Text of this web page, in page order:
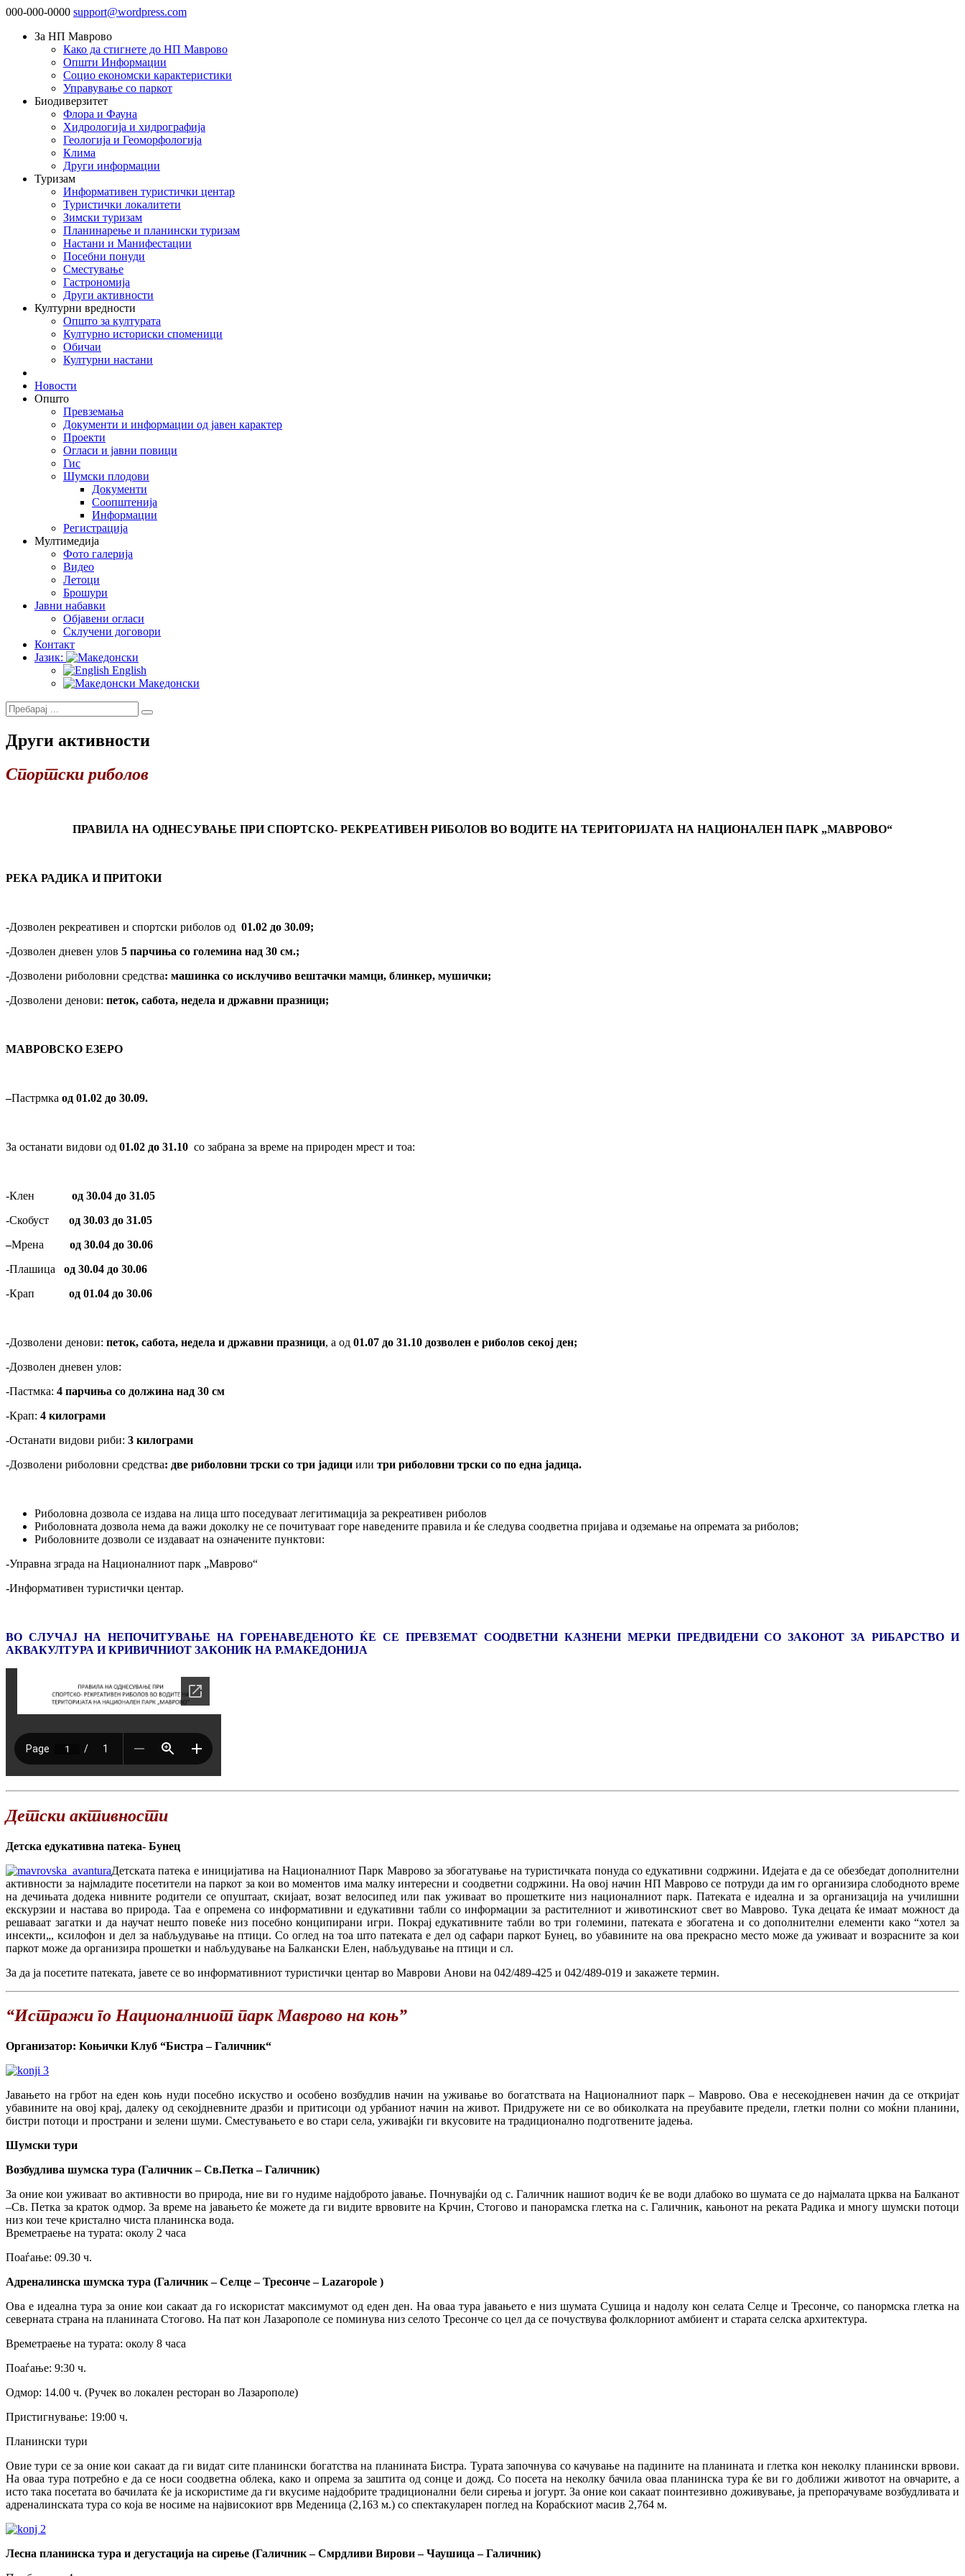
000-000-0000 support@wordpress.com
За НП Маврово
Како да стигнете до НП Маврово
Општи Информации
Социо економски карактеристики
Управување со паркот
Биодиверзитет
Флора и Фауна
Хидрологија и хидрографија
Геологија и Геоморфологија
Клима
Други информации
Туризам
Информативен туристички центар
Туристички локалитети
Зимски туризам
Планинарење и планински туризам
Настани и Манифестации
Посебни понуди
Сместување
Гастрономија
Други активности
Културни вредности
Општо за културата
Културно историски споменици
Обичаи
Културни настани
Новости
Општо
Превземања
Документи и информации од јавен карактер
Проекти
Огласи и јавни повици
Гис
Шумски плодови
Документи
Соопштенија
Информации
Регистрација
Мултимедија
Фото галерија
Видео
Летоци
Брошури
Јавни набавки
Објавени огласи
Склучени договори
Контакт
Јазик:
English
Македонски
Други активности
Спортски риболов
ПРАВИЛА НА ОДНЕСУВАЊЕ ПРИ СПОРТСКО- РЕКРЕАТИВЕН РИБОЛОВ ВО ВОДИТЕ НА ТЕРИТОРИЈАТА НА НAЦИОНАЛЕН ПАРК „МАВРОВО“
РЕКА РАДИКА И ПРИТОКИ
-Дозволен рекреативен и спортски риболов од 01.02 до 30.09;
-Дозволен дневен улов 5 парчиња со големина над 30 см.;
-Дозволени риболовни средства: машинка со исклучиво вештачки мамци, блинкер, мушички;
-Дозволени денови: петок, сабота, недела и државни празници;
МАВРОВСКО ЕЗЕРО
–Пастрмка од 01.02 до 30.09.
За останати видови од 01.02 до 31.10 со забрана за време на природен мрест и тоа:
-Клен од 30.04 до 31.05
-Скобуст од 30.03 до 31.05
–Мрена од 30.04 до 30.06
-Плашица од 30.04 до 30.06
-Крап
од 01.04 до 30.06
-Дозволени денови: петок, сабота, недела и државни празници, а од 01.07 до 31.10 дозволен е риболов секој ден;
-Дозволен дневен улов:
-Пастмка: 4 парчиња со должина над 30 см
-Крап: 4 килограми
-Останати видови риби: 3 килограми
-Дозволени риболовни средства: две риболовни трски со три јадици или три риболовни трски со по една јадица.
Риболовна дозвола се издава на лица што поседуваат легитимација за рекреативен риболов
Риболовната дозвола нема да важи доколку не се почитуваат горе наведените правила и ќе следува соодветна пријава и одземање на опремата за риболов;
Риболовните дозволи се издаваат на означените пунктови:
-Управна зграда на Националниот парк „Маврово“
-Информативен туристички центар.
ВО СЛУЧАЈ НА НЕПОЧИТУВАЊЕ НА ГОРЕНАВЕДЕНОТО ЌЕ СЕ ПРЕВЗЕМАТ СООДВЕТНИ КАЗНЕНИ МЕРКИ ПРЕДВИДЕНИ CО ЗАКОНОТ ЗА РИБАРСТВО И
АКВАКУЛТУРА И КРИВИЧНИОТ ЗАКОНИК НА Р.МАКЕДОНИЈА
Детски активности
Детска едукативна патека- Бунец
Детската патека е иницијатива на Националниот Парк Маврово за збогатување на туристичката понуда со едукативни содржини. Идејата е да се обезбедат дополнителни
активности за најмладите посетители на паркот за кои во моментов има малку интересни и соодветни содржини. На овој начин НП Маврово се потруди да им го организира слободното време
на дечињата додека нивните родители се опуштаат, скијаат, возат велосипед или пак уживаат во прошетките низ националниот парк. Патеката е идеална и за организација на училишни
екскурзии и настава во природа. Таа е опремена со информативни и едукативни табли со информации за растителниот и животинскиот свет во Маврово. Тука децата ќе имаат можност да
решаваат загатки и да научат нешто повеќе низ посебно конципирани игри. Покрај едукативните табли во три големини, патеката е збогатена и со дополнителни елементи како “хотел за
инсекти„, ксилофон и дел за набљудување на птици. Со оглед на тоа што патеката е дел од сафари паркот Бунец, во убавините на ова прекрасно место може да уживаат и возрасните за кои
паркот може да организира прошетки и набљудување на Балкански Елен, набљудување на птици и сл.
За да ја посетите патеката, јавете се во информативниот туристички центар во Маврови Анови на 042/489-425 и 042/489-019 и закажете термин.
“Истражи го Националниот парк Маврово на коњ”
Организатор: Коњички Клуб “Бистра – Галичник“
Јавањето на грбот на еден коњ нуди посебно искуство и особено возбудлив начин на уживање во богатствата на Националниот парк – Маврово. Ова е несекојдневен начин да се откријат
убавините на овој крај, далеку од секојдневните дразби и притисоци од урбаниот начин на живот. Придружете ни се во обиколката на преубавите предели, глетки полни со моќни планини,
бистри потоци и пространи и зелени шуми. Сместувањето е во стари села, уживајќи ги вкусовите на традиционално подготвените јадења.
Шумски тури
Возбудлива шумска тура (Галичник – Св.Петка – Галичник)
За оние кои уживаат во активности во природа, ние ви го нудиме најдоброто јавање. Почнувајќи од с. Галичник нашиот водич ќе ве води длабоко во шумата се до најмалата црква на Балканот
–Св. Петка за краток одмор. За време на јавањето ќе можете да ги видите врвовите на Крчин, Стогово и панорамска глетка на с. Галичник, кањонот на реката Радика и многу шумски потоци
низ кои тече кристално чиста планинска вода.
Времетраење на турата: околу 2 часа
Поаѓање: 09.30 ч.
Адреналинска шумска тура (Галичник – Селце – Тресонче – Lazaropole )
Ова е идеална тура за оние кои сакаат да го искористат максимумот од еден ден. На оваа тура јавањето е низ шумата Сушица и надолу кон селата Селце и Тресонче, со панормска глетка на
северната страна на планината Стогово. На пат кон Лазарополе се поминува низ селото Тресонче со цел да се почуствува фолклорниот амбиент и старата селска архитектура.
Времетраење на турата: околу 8 часа
Поаѓање: 9:30 ч.
Одмор: 14.00 ч. (Ручек во локален ресторан во Лазарополе)
Пристигнување: 19:00 ч.
Планински тури
Овие тури се за оние кои сакаат да ги видат сите планински богатства на планината Бистра. Турата започнува со качување на падините на планината и глетка кон неколку планински врвови.
На оваа тура потребно е да се носи соодветна облека, како и опрема за заштита од сонце и дожд. Со посета на неколку бачила оваа планинска тура ќе ви го доближи животот на овчарите, а
исто така посетата во бачилата ќе ја искористиме да ги вкусиме најдобрите традиционални бели сирења и јогурт. За оние кои сакаат поинтезивно доживување, ја препорачуваме возбудливата и
адреналинската тура со која ве носиме на највисокиот врв Меденица (2,163 м.) со спектакуларен поглед на Корабскиот масив 2,764 м.
Лесна планинска тура и дегустација на сирењe (Галичник – Смрдливи Вирови – Чаушица – Галичник)